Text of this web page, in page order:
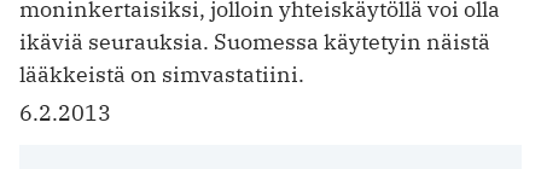
moninkertaisiksi, jolloin yhteiskäytöllä voi olla
ikäviä seurauksia. Suomessa käytetyin näistä
lääkkeistä on simvastatiini.
6.2.2013